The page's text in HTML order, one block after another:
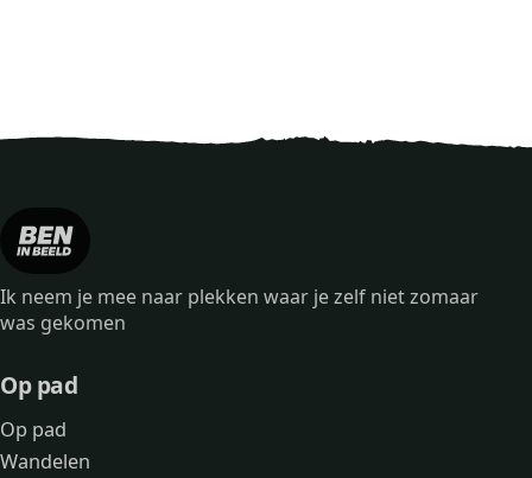
Ik neem je mee naar plekken waar je zelf niet zomaar
was gekomen
Op pad
Op pad
Wandelen